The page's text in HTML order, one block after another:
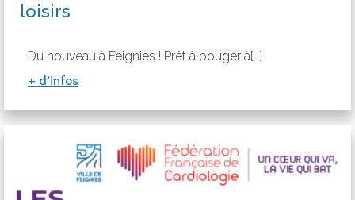
loisirs
Du nouveau à Feignies ! Prêt à bouger à[…]
+ d’infos